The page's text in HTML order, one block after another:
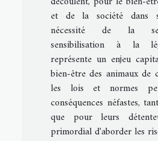
et de la société dans
nécessité de la
sensibilisation à la
représente un enjeu
bien-être des animaux de
les lois et normes
conséquences néfastes,
que pour leurs
primordial d'aborder les